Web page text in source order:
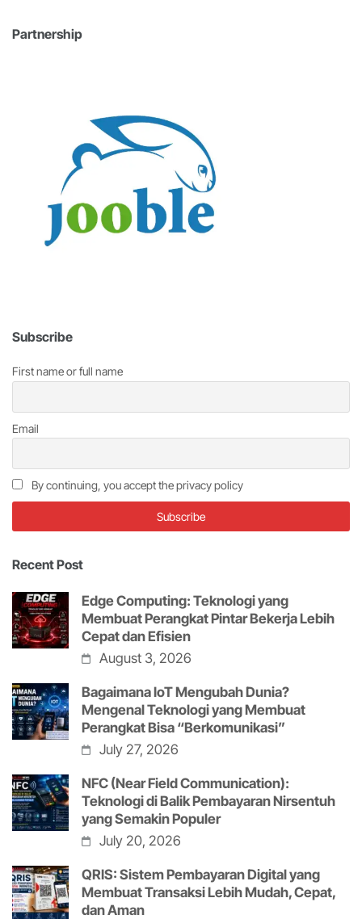
Partnership
Subscribe
First name or full name
Email
By continuing, you accept the privacy policy
Recent Post
Edge Computing: Teknologi yang
Membuat Perangkat Pintar Bekerja Lebih
Cepat dan Efisien
August 3, 2026
Bagaimana IoT Mengubah Dunia?
Mengenal Teknologi yang Membuat
Perangkat Bisa “Berkomunikasi”
July 27, 2026
NFC (Near Field Communication):
Teknologi di Balik Pembayaran Nirsentuh
yang Semakin Populer
July 20, 2026
QRIS: Sistem Pembayaran Digital yang
Membuat Transaksi Lebih Mudah, Cepat,
dan Aman